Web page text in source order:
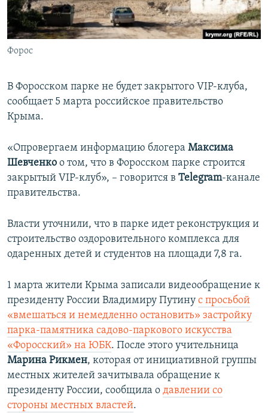
ПОБЕДИТЕЛЕЙ НЕ СУДЯТ?
КРЫМ.НЕПОКОРЕННЫЙ
ELIFBE
ПРИСОЕДИНЯЙТЕСЬ!
Все сайты RFE/RL
Форос
В Форосском парке не будет закрытого VIP-клуба,
сообщает 5 марта российское правительство
Крыма.
«Опровергаем информацию блогера Максима
Шевченко о том, что в Форосском парке строится
закрытый VIP-клуб», – говорится в Telegram-канале
правительства.
Власти уточнили, что в парке идет реконструкция и
строительство оздоровительного комплекса для
одаренных детей и студентов на площади 7,8 га.
1 марта жители Крыма записали видеообращение к
президенту России Владимиру Путину с просьбой
«вмешаться и немедленно остановить» застройку
парка-памятника садово-паркового искусства
«Форосский» на ЮБК. После этого учительница
Марина Рикмен, которая от инициативной группы
местных жителей зачитывала обращение к
президенту России, сообщила о давлении со
стороны местных властей.